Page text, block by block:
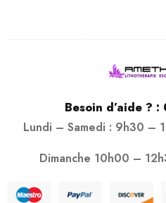
Besoin d’aide ? :
Lundi – Samedi : 9h30 –
Dimanche 10h00 –